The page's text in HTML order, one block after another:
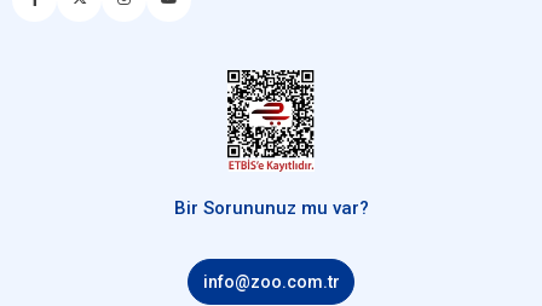
Bir Sorununuz mu var?
info@zoo.com.tr